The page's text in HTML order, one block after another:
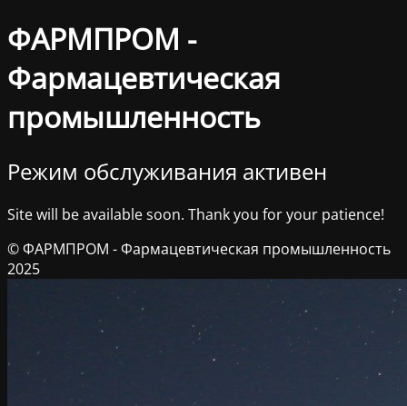
ФАРМПРОМ -
Фармацевтическая
промышленность
Режим обслуживания активен
Site will be available soon. Thank you for your patience!
© ФАРМПРОМ - Фармацевтическая промышленность
2025